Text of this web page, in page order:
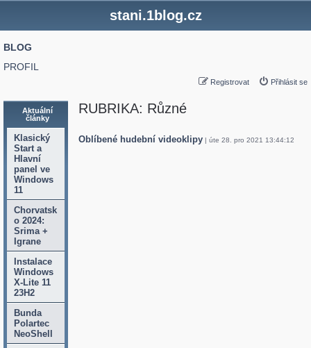
stani.1blog.cz
BLOG
PROFIL
Registrovat Přihlásit se
Aktuální
články
Klasický
Start a
Hlavní
panel ve
Windows
11
Chorvatsk
o 2024:
Srima +
Igrane
Instalace
Windows
X-Lite 11
23H2
Bunda
Polartec
NeoShell
RUBRIKA: Různé
Oblíbené hudební videoklipy| úte 28. pro 2021 13:44:12